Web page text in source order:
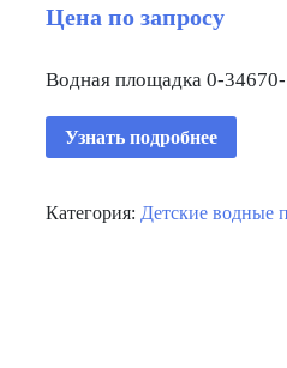
Цена по запросу
Водная площадка 0-
Узнать подробнее
Категория:Детские водные